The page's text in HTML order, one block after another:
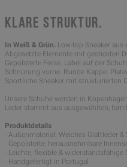
KLARE STRUKTUR.
In Weiß & Grün. Low-top Sneaker
Abgesetzte Elemente mit gestickten
Gepolsterte Ferse. Label auf der
Schnürung vorne. Runde Kappe.
Sportliche Sneaker mit strukturierten
Unsere Schuhe werden in
Leder stammt aus ausgewählten,
Produktdetails
- Außenmaterial: Weiches Glattleder &
- Gepolsterte, herausnehmbare
- Leichte, flexible & widerstandsfähige
- Handgefertigt in Portugal